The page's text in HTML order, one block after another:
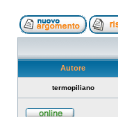
Autore
termopiliano